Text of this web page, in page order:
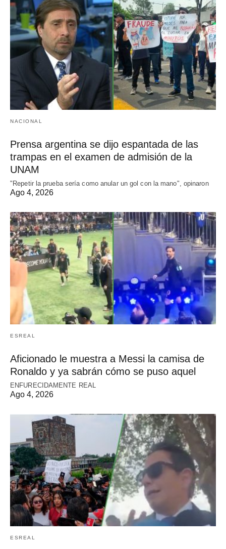
NACIONAL
Prensa argentina se dijo espantada de las
trampas en el examen de admisión de la
UNAM
"Repetir la prueba sería como anular un gol con la mano", opinaron
Ago 4, 2026
ESREAL
Aficionado le muestra a Messi la camisa de
Ronaldo y ya sabrán cómo se puso aquel
ENFURECIDAMENTE REAL
Ago 4, 2026
ESREAL